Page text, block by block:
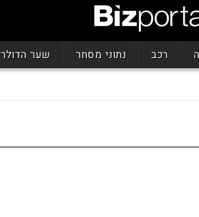
רכב נתוני מסחר שער הדולר